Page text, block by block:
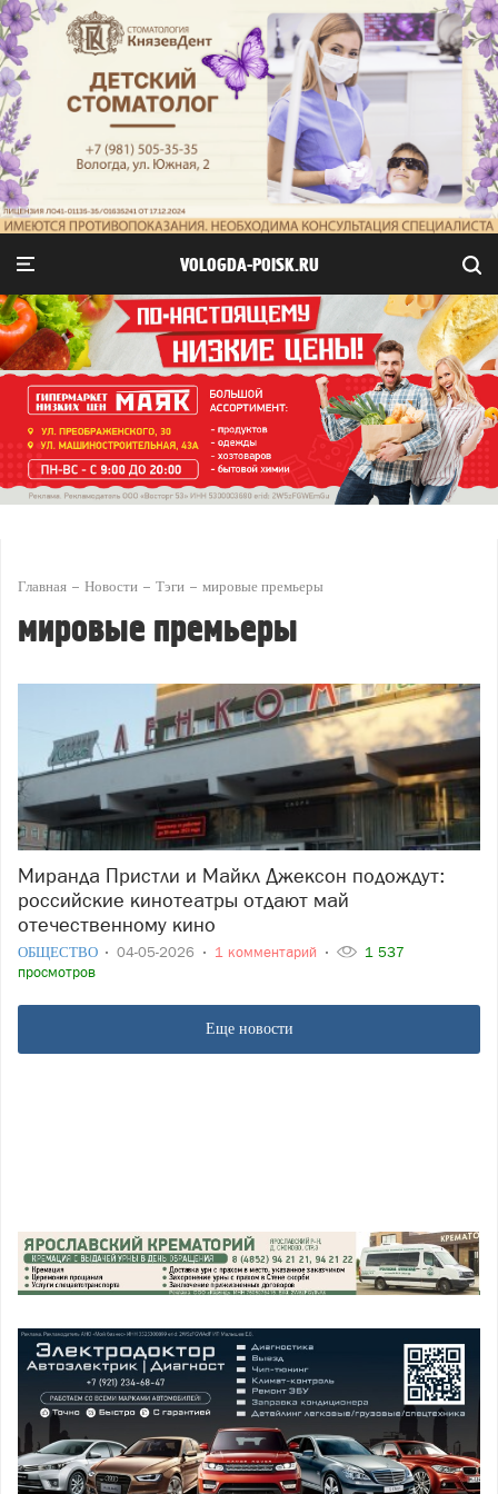
VOLOGDA-POISK.RU
Главная Новости Тэги мировые премьеры
мировые премьеры
Миранда Пристли и Майкл Джексон подождут:
российские кинотеатры отдают май
отечественному кино
ОБЩЕСТВО 04-05-2026 1 комментарий
1 537
просмотров
Еще новости